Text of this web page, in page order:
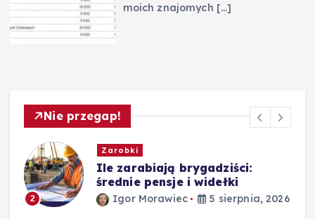
moich znajomych […]
Nie przegap!
2
Zarobki
Ile zarabiają brygadziści:
średnie pensje i widełki
Igor Morawiec 5 sierpnia, 2026